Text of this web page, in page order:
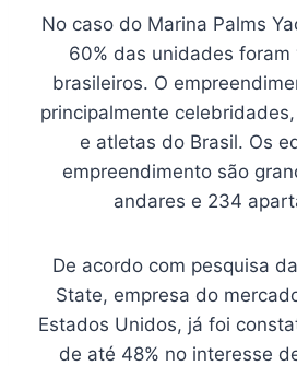
No caso do Marina Palms
60% das unidades foram
brasileiros. O
principalmente
e atletas do Brasil. Os
empreendimento são
andares e 234
De acordo com pesquisa
State, empresa do
Estados Unidos, já foi
de até 48% no interesse